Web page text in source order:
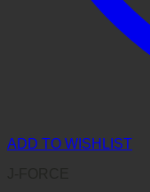
ADD TO WISHLIST